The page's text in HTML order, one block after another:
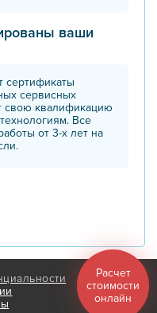
ваши
сертификаты
сервисных
свою квалификацию
Все
от 3-х лет на
Расчет
стоимости
онлайн